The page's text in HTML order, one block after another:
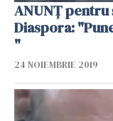
ANUNȚ
Diaspora:
"
24 NOIEMBRIE 2019